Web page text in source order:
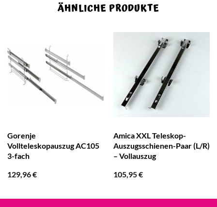
ÄHNLICHE PRODUKTE
Gorenje
Vollteleskopauszug AC105
3-fach
129,96€
Amica XXL Teleskop-
Auszugsschienen-Paar (L/R)
– Vollauszug
105,95€